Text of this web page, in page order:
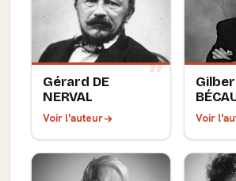
Gérard DE
NERVAL
Voir l'auteur Voir